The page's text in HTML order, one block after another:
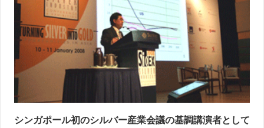
シンガポール初のシルバー産業会議の基調講演者として